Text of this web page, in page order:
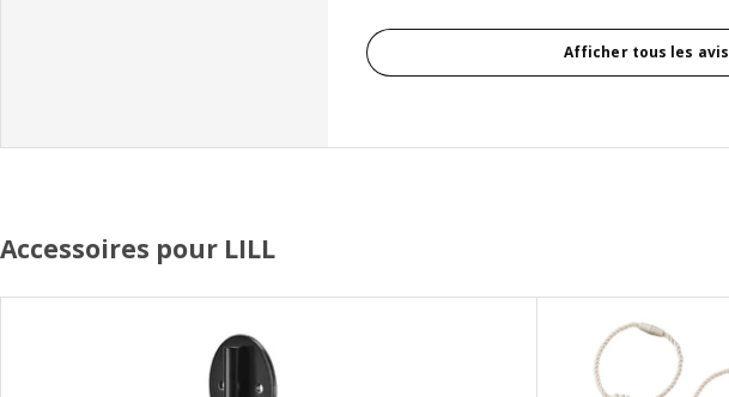
Afficher tous les avis
Accessoires pour LILL